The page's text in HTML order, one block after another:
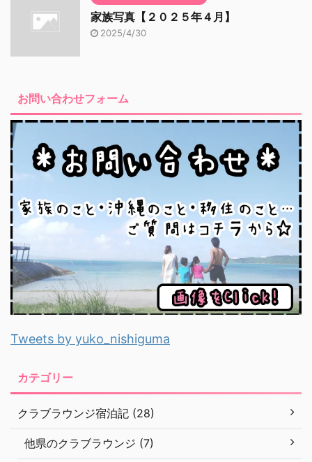
家族写真【２０２５年４月】
2025/4/30
お問い合わせフォーム
Tweets by yuko_nishiguma
カテゴリー
クラブラウンジ宿泊記 (28)
他県のクラブラウンジ (7)